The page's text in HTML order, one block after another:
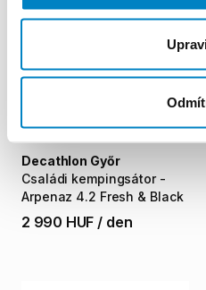
Családi kempingsátor -
Arpenaz 4.2 Fresh & Black
Decathlon Győr
2 990 HUF / den